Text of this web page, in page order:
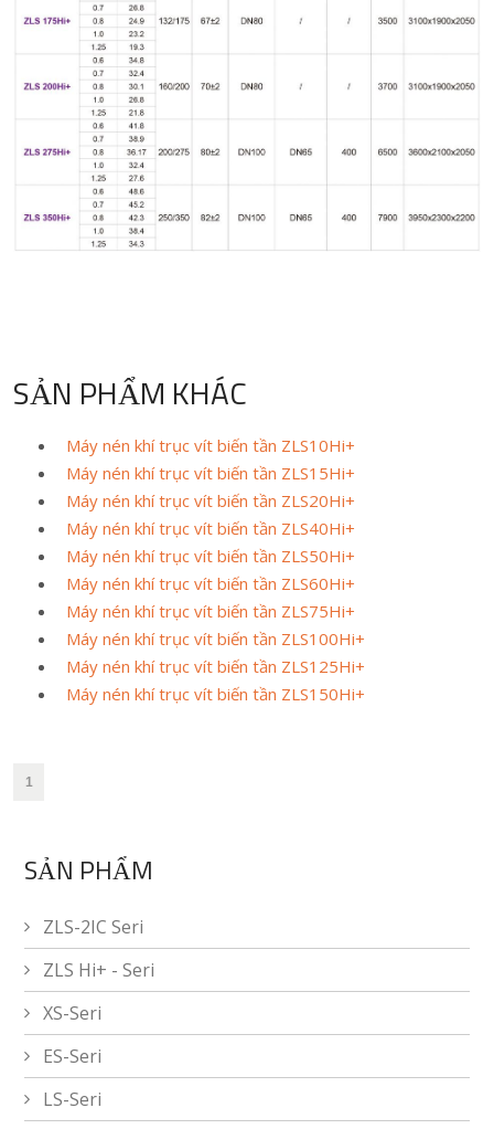
SẢN PHẨM KHÁC
Máy nén khí trục vít biến tần ZLS10Hi+
Máy nén khí trục vít biến tần ZLS15Hi+
Máy nén khí trục vít biến tần ZLS20Hi+
Máy nén khí trục vít biến tần ZLS40Hi+
Máy nén khí trục vít biến tần ZLS50Hi+
Máy nén khí trục vít biến tần ZLS60Hi+
Máy nén khí trục vít biến tần ZLS75Hi+
Máy nén khí trục vít biến tần ZLS100Hi+
Máy nén khí trục vít biến tần ZLS125Hi+
Máy nén khí trục vít biến tần ZLS150Hi+
1
SẢN PHẨM
ZLS-2IC Seri
ZLS Hi+ - Seri
XS-Seri
ES-Seri
LS-Seri